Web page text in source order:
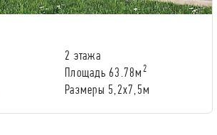
2 этажа
Площадь 63.78м2
Размеры 5,2х7,5м